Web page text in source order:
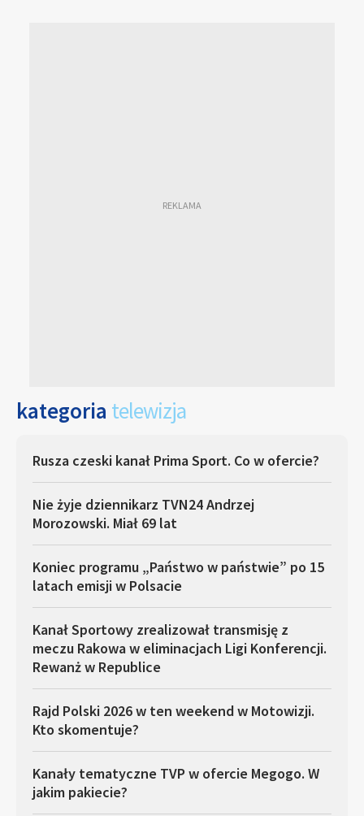
kategoria telewizja
Rusza czeski kanał Prima Sport. Co w ofercie?
Nie żyje dziennikarz TVN24 Andrzej
Morozowski. Miał 69 lat
Koniec programu „Państwo w państwie” po 15
latach emisji w Polsacie
Kanał Sportowy zrealizował transmisję z
meczu Rakowa w eliminacjach Ligi Konferencji.
Rewanż w Republice
Rajd Polski 2026 w ten weekend w Motowizji.
Kto skomentuje?
Kanały tematyczne TVP w ofercie Megogo. W
jakim pakiecie?